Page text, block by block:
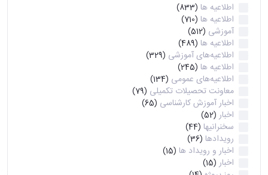
اطلاعیه ها (833)
اطلاعیه ها (710)
آموزشی (512)
اطلاعیه ها (489)
اطلاعیه‌های‌ آموزشی (329)
اطلاعیه ها (245)
اطلاعیه‌های عمومی (134)
معاونت تحصیلات تکمیلی (79)
اخبار آموزش کارشناسی (65)
اخبار (52)
سخنرانیها (44)
رویدادها (36)
اخبار و رویداد ها (15)
اخبار (15)